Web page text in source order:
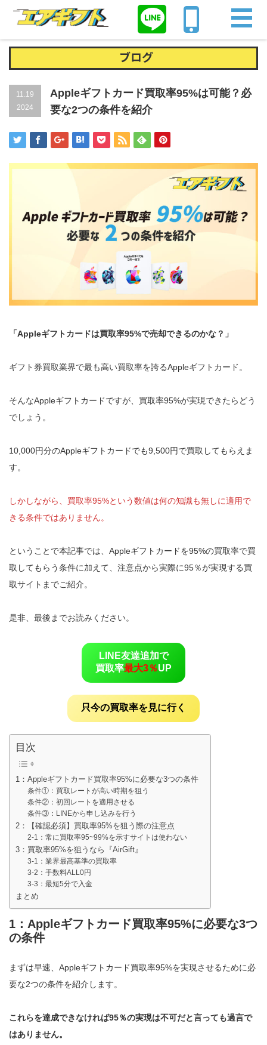
Home iTunesカード
Appleギフトカード買取率95%は可能？必要な2
つの条件を紹介
ブログ
11.19
2024
Appleギフトカード買取率95%は可能？必
要な2つの条件を紹介
「Appleギフトカードは買取率95%で売却できるのかな？」
ギフト券買取業界で最も高い買取率を誇るAppleギフトカード。
そんなAppleギフトカードですが、買取率95%が実現できたらどう
でしょう。
10,000円分のAppleギフトカードでも9,500円で買取してもらえま
す。
しかしながら、買取率95%という数値は何の知識も無しに適用で
きる条件ではありません。
ということで本記事では、Appleギフトカードを95%の買取率で買
取してもらう条件に加えて、注意点から実際に95％が実現する買
取サイトまでご紹介。
是非、最後までお読みください。
LINE友達追加で
買取率最大3％UP
只今の買取率を見に行く
目次
1：Appleギフトカード買取率95%に必要な3つの条件
条件①：買取レートが高い時期を狙う
条件②：初回レートを適用させる
条件③：LINEから申し込みを行う
2：【確認必須】買取率95%を狙う際の注意点
2-1：常に買取率95~99%を示すサイトは使わない
3：買取率95%を狙うなら『AirGift』
3-1：業界最高基準の買取率
3-2：手数料ALL0円
3-3：最短5分で入金
まとめ
1：Appleギフトカード買取率95%に必要な3つ
の条件
まずは早速、Appleギフトカード買取率95%を実現させるために必
要な2つの条件を紹介します。
これらを達成できなければ95％の実現は不可だと言っても過言で
はありません。